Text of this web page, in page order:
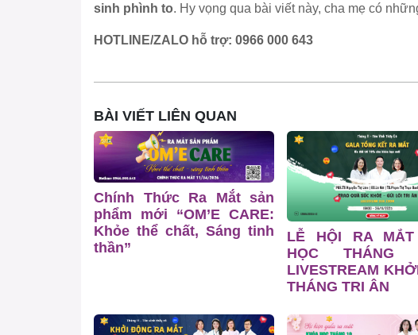
sinh phình to. Hy vọng qua bài viết này, cha mẹ có
HOTLINE/ZALO hỗ trợ: 0966 000 643
BÀI VIẾT LIÊN QUAN
Chính Thức Ra Mắt sản
phẩm mới “OM’E CARE:
Khỏe thể chất, Sáng tinh
thần”
LỄ HỘI RA MẮT
HỌC
LIVESTREAM
THÁNG TRI ÂN